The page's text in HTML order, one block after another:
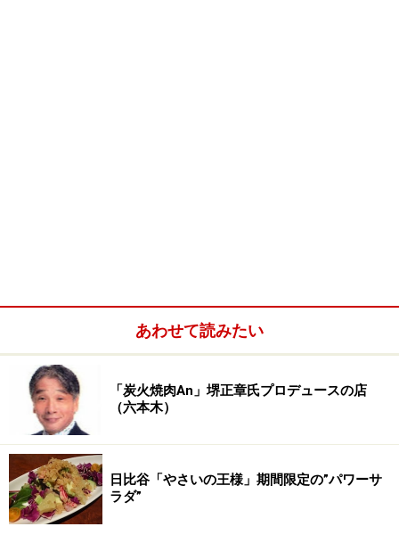
あわせて読みたい
「炭火焼肉An」堺正章氏プロデュースの店
（六本木）
日比谷「やさいの王様」期間限定の”パワーサ
ラダ”